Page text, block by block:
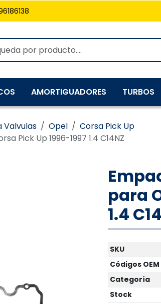
AMORTIGUADORES TURBOS
Valvulas Opel
Corsa Pick Up
Pick Up 1996-1997 1.4 C14NZ
para
1.4
SKU
Códigos OEM
Categoría
Stock